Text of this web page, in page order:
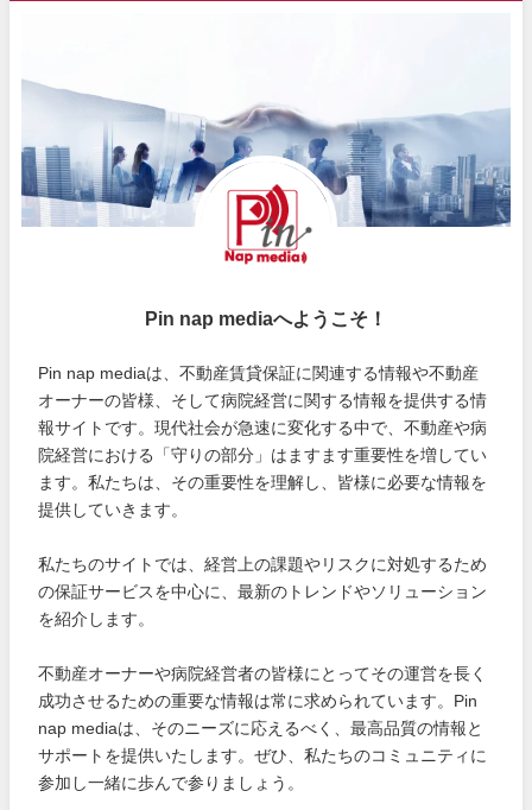
Pin nap mediaへようこそ！
Pin nap mediaは、不動産賃貸保証に関連する情報や不動産
オーナーの皆様、そして病院経営に関する情報を提供する情
報サイトです。現代社会が急速に変化する中で、不動産や病
院経営における「守りの部分」はますます重要性を増してい
ます。私たちは、その重要性を理解し、皆様に必要な情報を
提供していきます。
私たちのサイトでは、経営上の課題やリスクに対処するため
の保証サービスを中心に、最新のトレンドやソリューション
を紹介します。
不動産オーナーや病院経営者の皆様にとってその運営を長く
成功させるための重要な情報は常に求められています。Pin
nap mediaは、そのニーズに応えるべく、最高品質の情報と
サポートを提供いたします。ぜひ、私たちのコミュニティに
参加し一緒に歩んで参りましょう。